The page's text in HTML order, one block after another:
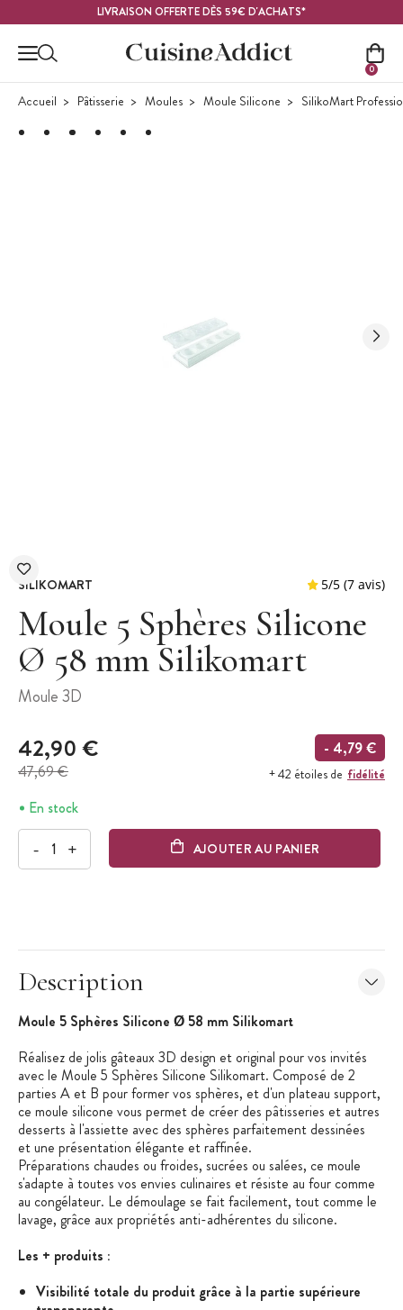
LIVRAISON OFFERTE DÈS 59€ D'ACHATS*
0
Accueil Pâtisserie Moules Moule Silicone SilikoMart
SILIKOMART
Moule 5 Sphères Silicone
Ø 58 mm Silikomart
Moule 3D
42,90 €
47,69 €
- 4,79 €
+ 42 étoiles de fidélité
En stock
- + AJOUTER AU PANIER
Description
Moule 5 Sphères Silicone Ø 58 mm Silikomart
Réalisez de jolis gâteaux 3D design et original pour vos invités
avec le Moule 5 Sphères Silicone Silikomart. Composé de 2
parties A et B pour former vos sphères, et d'un plateau support,
ce moule silicone vous permet de créer des pâtisseries et autres
desserts à l'assiette avec des sphères parfaitement dessinées
et une présentation élégante et raffinée.
Préparations chaudes ou froides, sucrées ou salées, ce moule
s'adapte à toutes vos envies culinaires et résiste au four comme
au congélateur. Le démoulage se fait facilement, tout comme le
lavage, grâce aux propriétés anti-adhérentes du silicone.
Les + produits :
Visibilité totale du produit grâce à la partie supérieure